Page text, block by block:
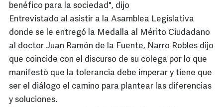
benéfico para la sociedad", dijo
Entrevistado al asistir a la Asamblea Legislativa
donde se le entregó la Medalla al Mérito Ciudadano
al doctor Juan Ramón de la Fuente, Narro Robles dijo
que coincide con el discurso de su colega por lo que
manifestó que la tolerancia debe imperar y tiene que
ser el diálogo el camino para plantear las diferencias
y soluciones.